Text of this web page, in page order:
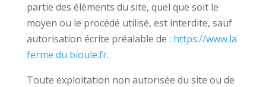
partie des éléments du site, quel que soit le
moyen ou le procédé utilisé, est interdite, sauf
autorisation écrite préalable de : https://www.la
ferme du bioule.fr.
Toute exploitation non autorisée du site ou de